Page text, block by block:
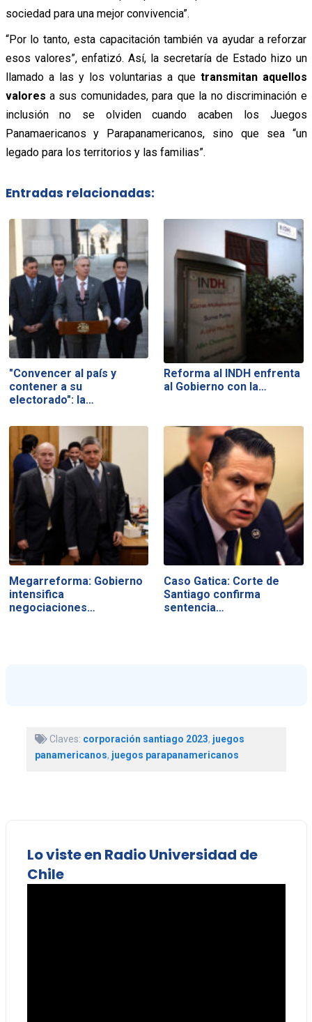
sociedad para una mejor convivencia”.
“Por lo tanto, esta capacitación también va ayudar a reforzar
esos valores”, enfatizó. Así, la secretaría de Estado hizo un
llamado a las y los voluntarias a que transmitan aquellos
valores a sus comunidades, para que la no discriminación e
inclusión no se olviden cuando acaben los Juegos
Panamaericanos y Parapanamericanos, sino que sea “un
legado para los territorios y las familias”.
Entradas relacionadas:
"Convencer al país y
contener a su
electorado": la…
Reforma al INDH enfrenta
al Gobierno con la…
Megarreforma: Gobierno
intensifica
negociaciones…
Caso Gatica: Corte de
Santiago confirma
sentencia…
Claves: corporación santiago 2023, juegos
panamericanos, juegos parapanamericanos
Lo viste en Radio Universidad de
Chile